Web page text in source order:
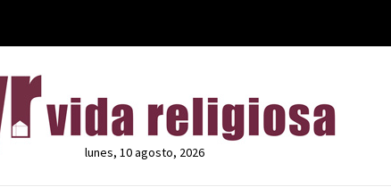
lunes, 10 agosto, 2026